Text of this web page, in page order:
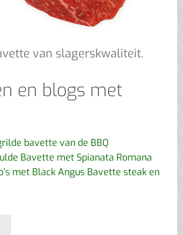
van slagerskwaliteit.
en blogs met
bavette van de BBQ
Bavette met Spianata Romana
met Black Angus Bavette steak en